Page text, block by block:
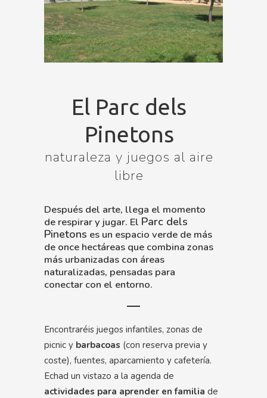
El Parc dels
Pinetons
naturaleza y juegos al aire
libre
Después del arte, llega el momento
de respirar y jugar. El Parc dels
Pinetons es un espacio verde de más
de once hectáreas que combina zonas
más urbanizadas con áreas
naturalizadas, pensadas para
conectar con el entorno.
Encontraréis juegos infantiles, zonas de
picnic y barbacoas (con reserva previa y
coste), fuentes, aparcamiento y cafetería.
Echad un vistazo a la agenda de
actividades para aprender en familia de